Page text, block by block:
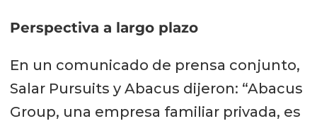
Perspectiva a largo plazo
En un comunicado de prensa conjunto,
Salar Pursuits y Abacus dijeron: “Abacus
Group, una empresa familiar privada, es